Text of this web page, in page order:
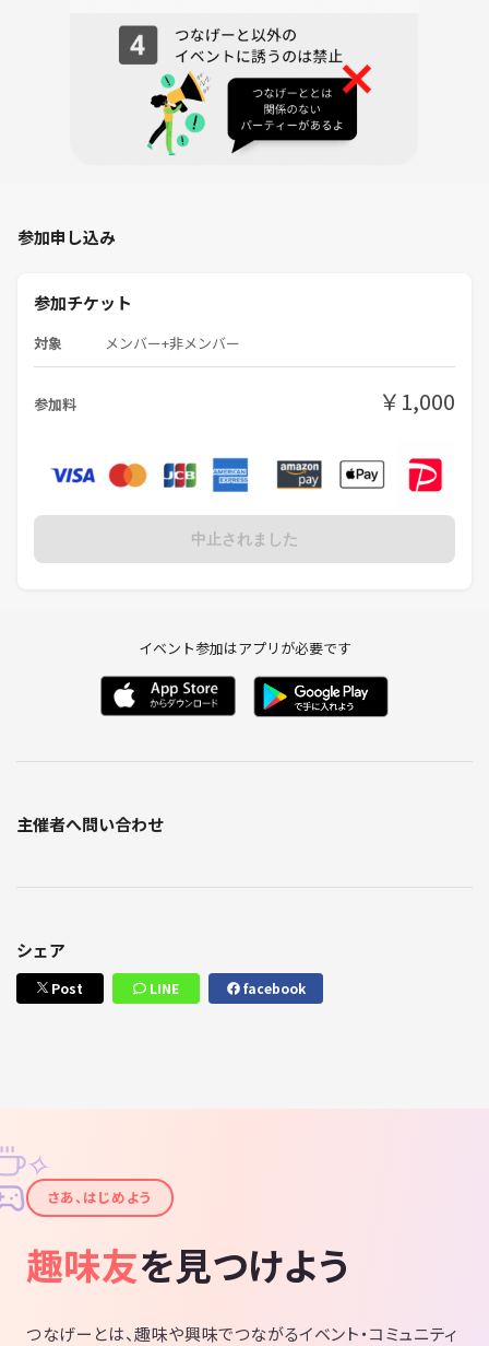
参加申し込み
参加チケット
対象 メンバー+非メンバー
参加料 ￥1,000
中止されました
イベント参加はアプリが必要です
主催者へ問い合わせ
シェア
Post LINE facebook
✦
✧
さあ、はじめよう
趣味友を見つけよう
つなげーとは、趣味や興味でつながるイベント・コミュニティ